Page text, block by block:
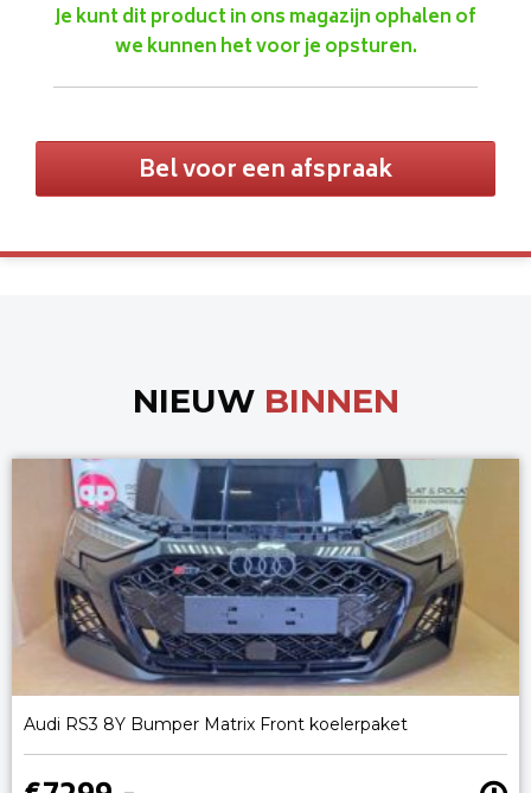
Je kunt dit product in ons magazijn ophalen of
we kunnen het voor je opsturen.
Bel voor een afspraak
NIEUW BINNEN
Audi RS3 8Y Bumper Matrix Front koelerpaket